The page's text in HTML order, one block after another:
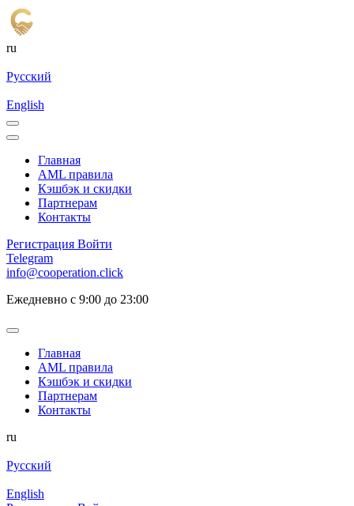
ru
Русский
English
Главная
AML правила
Кэшбэк и cкидки
Партнерам
Контакты
Регистрация Войти
Telegram
info@cooperation.click
Ежедневно с 9:00 до 23:00
Главная
AML правила
Кэшбэк и cкидки
Партнерам
Контакты
ru
Русский
English